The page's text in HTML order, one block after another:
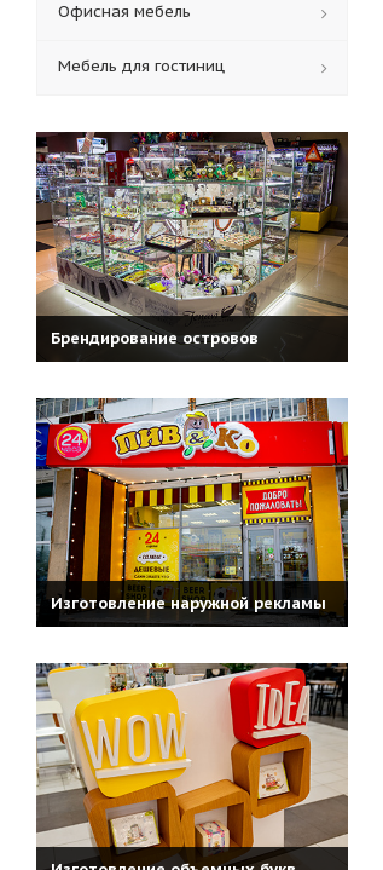
Офисная мебель
Мебель для гостиниц
Брендирование островов
Изготовление наружной рекламы